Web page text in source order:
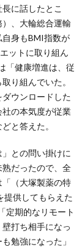
に話したとこ
、大輪総合運輸
身もBMI指数が
ットに取り組ん
「健康増進は、従
り組んでいた。
ウンロードした
の本気度が従業
と答えた。
との問い掛けに
だったので、全
（大塚製薬の特
提供してもらえた
定期的なリモート
打ち相手になっ
勉強になった」